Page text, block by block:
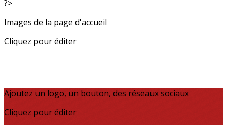
?>
Images de la page d'accueil
Cliquez pour éditer
Ajoutez un logo, un bouton, des réseaux sociaux
Cliquez pour éditer